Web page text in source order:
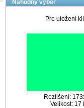
Náhodný výběr
Pro uložení
Rozlišení:
Velikost: 17